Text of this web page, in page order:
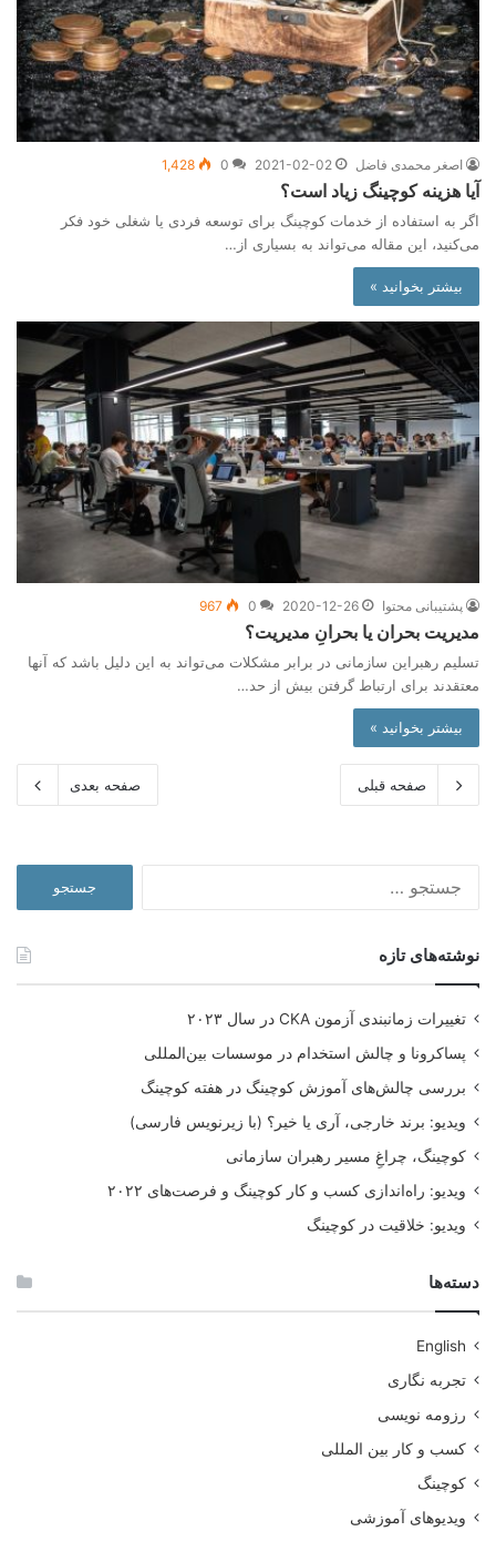
اصغر محمدی فاضل 2021-02-02
0
1,428
آیا هزینه کوچینگ زیاد است؟
اگر به استفاده از خدمات کوچینگ برای توسعه فردی یا شغلی خود فکر
می‌کنید، این مقاله می‌تواند به بسیاری از…
بیشتر بخوانید »
پشتیبانی محتوا 2020-12-26
0
967
مدیریت بحران یا بحرانِ مدیریت؟
تسلیم رهبراین سازمانی در برابر مشکلات می‌تواند به این دلیل باشد که آنها
معتقدند برای ارتباط گرفتن بیش از حد…
بیشتر بخوانید »
صفحه قبلی صفحه بعدی
نوشته‌های تازه
تغییرات زمانبندی آزمون CKA در سال ۲۰۲۳
پساکرونا و چالش استخدام در موسسات بین‌المللی
بررسی چالش‌های آموزش کوچینگ در هفته کوچینگ
ویدیو: برند خارجی، آری یا خیر؟ (با زیرنویس فارسی)
کوچینگ، چراغِ مسیر رهبران سازمانی
ویدیو: راه‌اندازی کسب و کار کوچینگ و فرصت‌های ۲۰۲۲
ویدیو: خلاقیت در کوچینگ
دسته‌ها
English
تجربه نگاری
رزومه نویسی
کسب و کار بین المللی
کوچینگ
ویدیوهای آموزشی